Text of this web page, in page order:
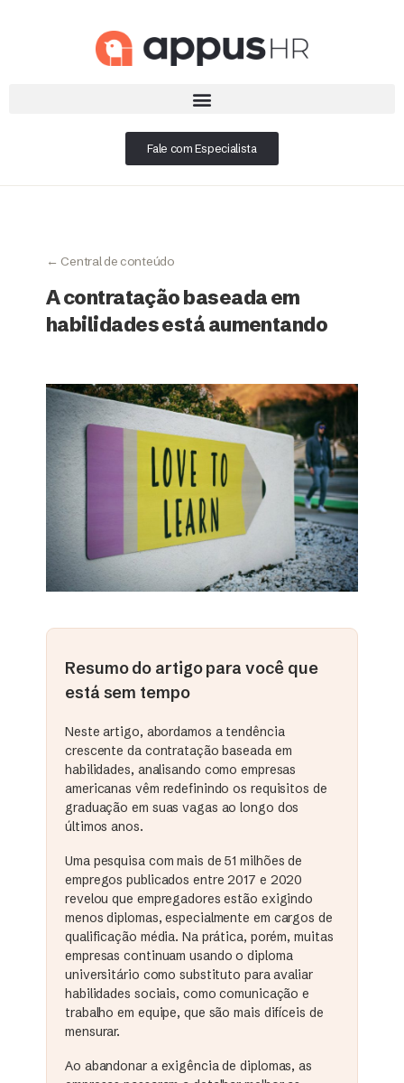
Fale com Especialista
← Central de conteúdo
A contratação baseada em
habilidades está aumentando
Resumo do artigo para você que
está sem tempo
Neste artigo, abordamos a tendência
crescente da contratação baseada em
habilidades, analisando como empresas
americanas vêm redefinindo os requisitos de
graduação em suas vagas ao longo dos
últimos anos.
Uma pesquisa com mais de 51 milhões de
empregos publicados entre 2017 e 2020
revelou que empregadores estão exigindo
menos diplomas, especialmente em cargos de
qualificação média. Na prática, porém, muitas
empresas continuam usando o diploma
universitário como substituto para avaliar
habilidades sociais, como comunicação e
trabalho em equipe, que são mais difíceis de
mensurar.
Ao abandonar a exigência de diplomas, as